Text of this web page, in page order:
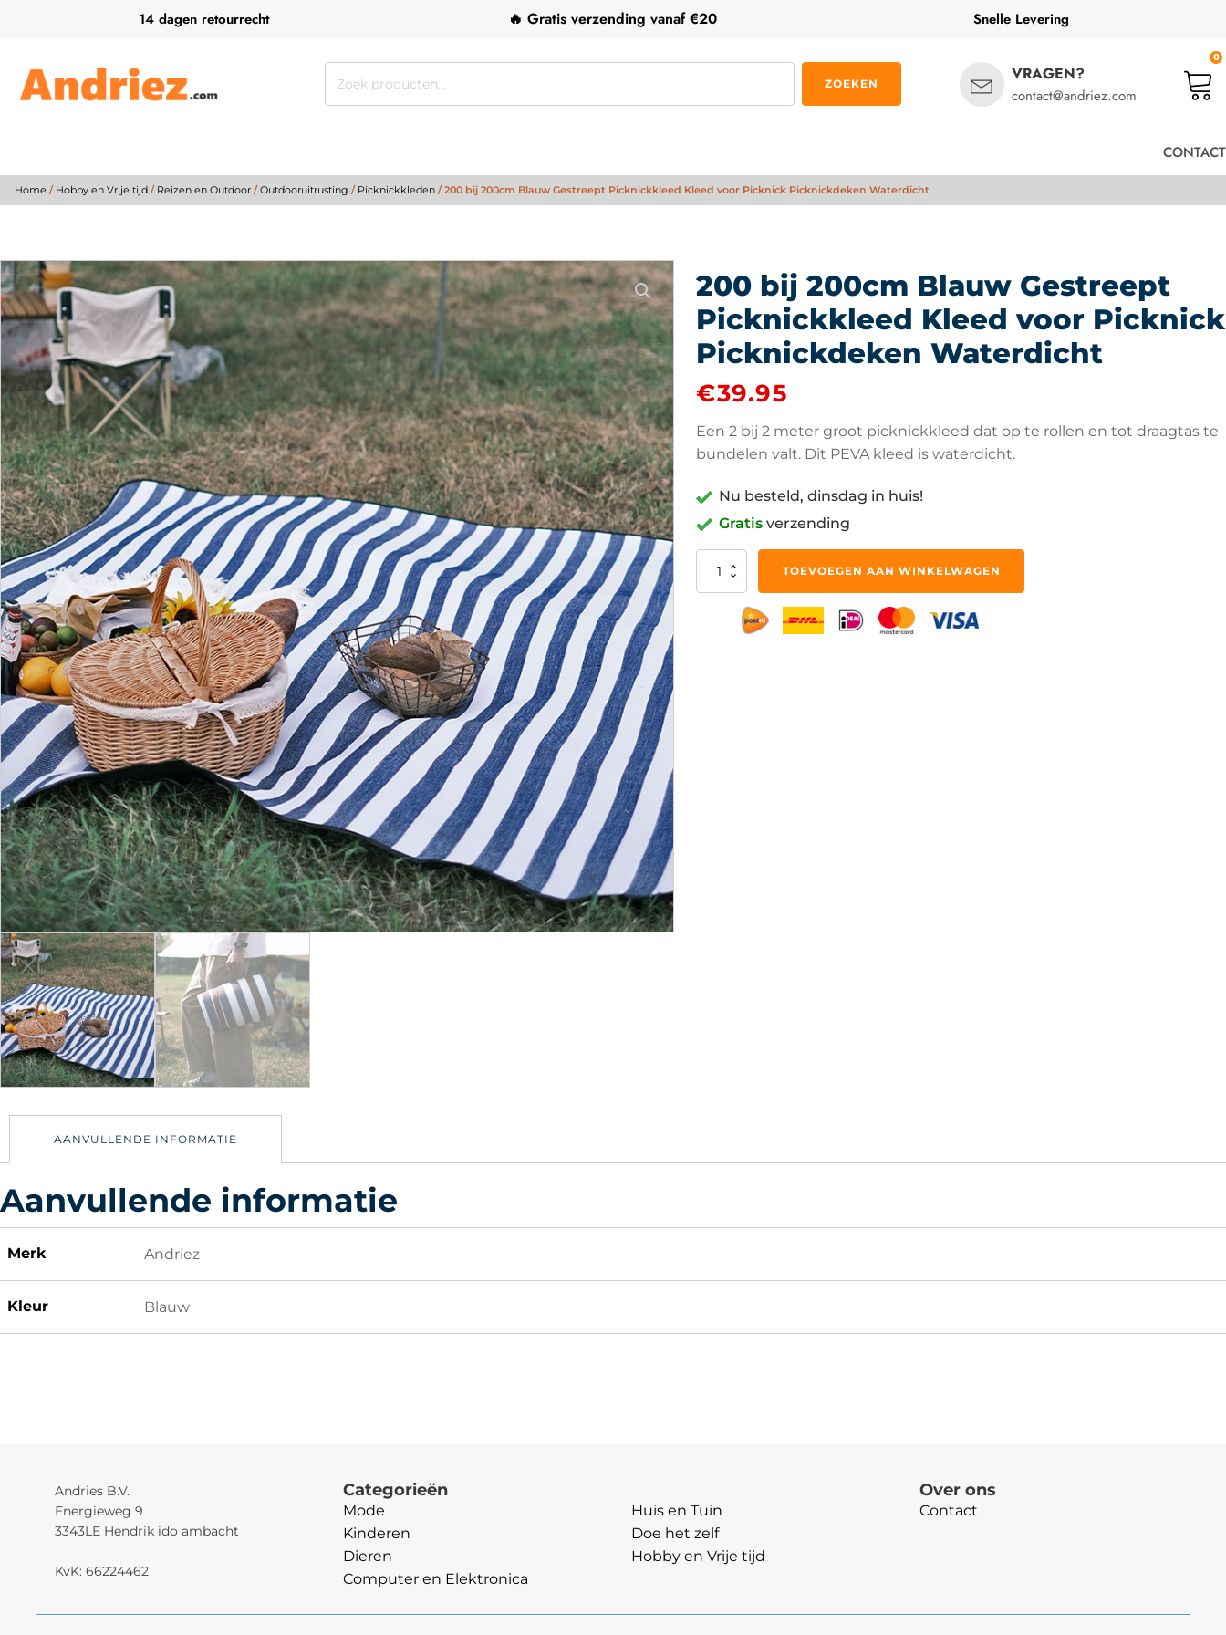
14 dagen retourrecht 🔥 Gratis verzending vanaf €20 Snelle Levering
Zoeken
ZOEKEN VRAGEN?
contact@andriez.com
0
CONTACT
Home / Hobby en Vrije tijd / Reizen en Outdoor /Outdooruitrusting / Picknickkleden / 200 bij 200cm Blauw Gestreept Picknickkleed Kleed voor Picknick Picknickdeken Waterdicht
200 bij 200cm Blauw Gestreept
Picknickkleed Kleed voor Picknick
Picknickdeken Waterdicht
€39.95
Een 2 bij 2 meter groot picknickkleed dat op te rollen en tot draagtas te
bundelen valt. Dit PEVA kleed is waterdicht.
Nu besteld, dinsdag in huis!
Gratis verzending
Gestreept
TOEVOEGEN AAN WINKELWAGEN
AANVULLENDE INFORMATIE
Aanvullende informatie
Merk Andriez
Kleur Blauw
Andries B.V.
Energieweg 9
3343LE Hendrik ido ambacht
KvK: 66224462
Categorieën
Mode
Kinderen
Dieren
Computer en Elektronica
Huis en Tuin
Doe het zelf
Hobby en Vrije tijd
Over ons
Contact